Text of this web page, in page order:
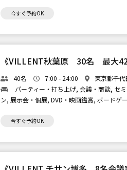
今すぐ予約OK
《VILLENT秋葉原 30名 最大42
40名 7:00 - 24:00
東京都千
パーティー・打ち上げ, 会議・商談, セ
ン, 展示会・個展, DVD・映画鑑賞, ボードゲ
今すぐ予約OK